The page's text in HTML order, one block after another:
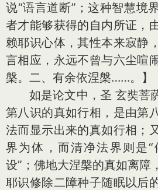
说“语言道断”；这种智慧境
者才能够获得的自内所证，
赖耶识心体，其性本来寂静
言相应，永远不曾与六尘喧
槃。二、有余依涅槃……。】
如是论文中，圣 玄奘菩
第八识的真如行相，是由第
法而显示出来的真如行相；
界为体，而清净法界则是“
设”；佛地大涅槃的真如离障
耶识修除二障种子随眠以后